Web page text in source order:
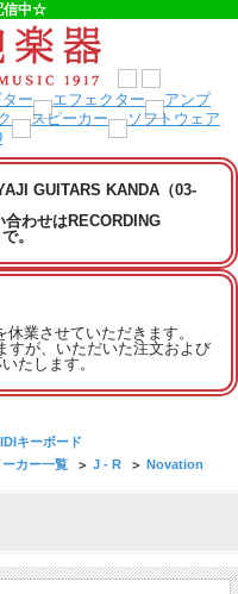
信中☆
GUITARS KANDA（03-
わせはRECORDING
。
業させていただきます。
すが、いただいた注文および
たします。
キーボード
ーカー一覧 > J - R > Novation